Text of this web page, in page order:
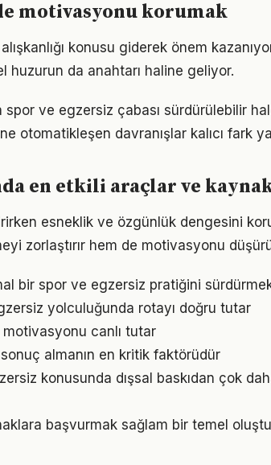
motivasyonu korumak
konusu giderek önem
da anahtarı haline geliyor.
spor ve egzersiz çabası sürdürülebilir
otomatikleşen davranışlar kalıcı fark
en etkili araçlar ve
esneklik ve özgünlük dengesini
zorlaştırır hem de motivasyonu
bir spor ve egzersiz pratiğini
yolculuğunda rotayı doğru tutar
canlı tutar
almanın en kritik faktörüdür
konusunda dışsal baskıdan çok
başvurmak sağlam bir temel